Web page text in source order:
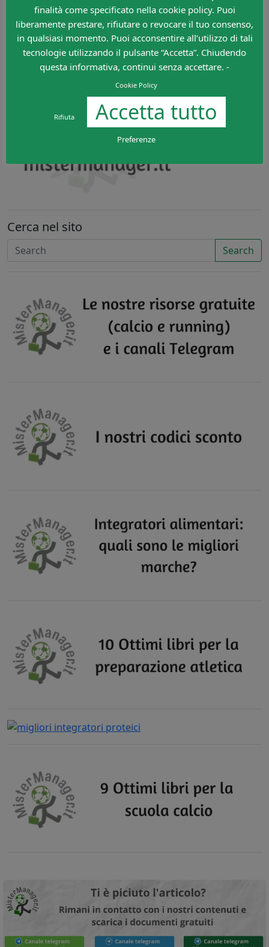
Lascia un commento
Devi essereconnessoper inviare un commento.
Cerca nel sito
Search
finalità come specificato nella cookie policy. Puoi
liberamente prestare, rifiutare o revocare il tuo consenso,
in qualsiasi momento. Puoi acconsentire all’utilizzo di tali
tecnologie utilizzando il pulsante “Accetta”. Chiudendo
questa informativa, continui senza accettare. -
Cookie Policy
Rifiuta Accetta tutto
Preferenze